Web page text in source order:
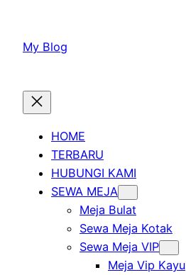
konten
My Blog
HOME
TERBARU
HUBUNGI KAMI
SEWA MEJA
Meja Bulat
Sewa Meja Kotak
Sewa Meja VIP
Meja Vip Kayu